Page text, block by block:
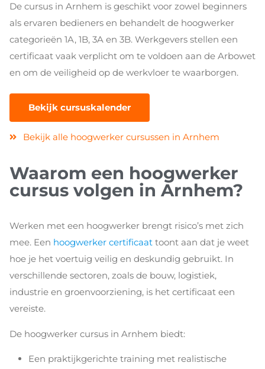
De cursus in Arnhem is geschikt voor zowel beginners
als ervaren bedieners en behandelt de hoogwerker
categorieën 1A, 1B, 3A en 3B. Werkgevers stellen een
certificaat vaak verplicht om te voldoen aan de Arbowet
en om de veiligheid op de werkvloer te waarborgen.
Bekijk cursuskalender
Bekijk alle hoogwerker cursussen in Arnhem
Waarom een hoogwerker
cursus volgen in Arnhem?
Werken met een hoogwerker brengt risico’s met zich
mee. Een hoogwerker certificaat toont aan dat je weet
hoe je het voertuig veilig en deskundig gebruikt. In
verschillende sectoren, zoals de bouw, logistiek,
industrie en groenvoorziening, is het certificaat een
vereiste.
De hoogwerker cursus in Arnhem biedt:
Een praktijkgerichte training met realistische